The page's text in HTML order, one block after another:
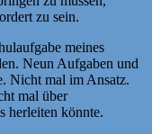
zu sein.
meines
Neun Aufgaben und
Nicht mal im Ansatz.
mal über
herleiten könnte.